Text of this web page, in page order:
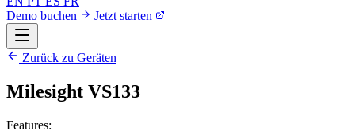
Demo buchen
Jetzt starten
Zurück zu Geräten
Milesight VS133
Features: